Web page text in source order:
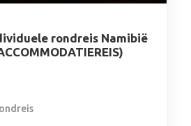
rondreis Namibië